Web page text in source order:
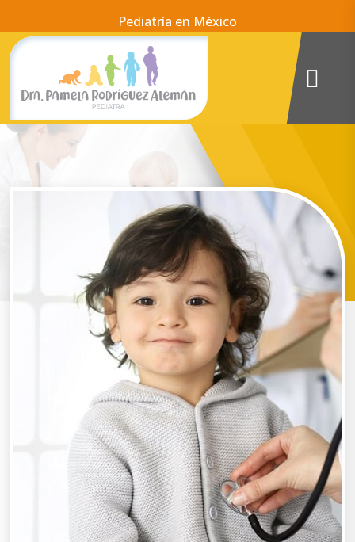
Pediatría en México